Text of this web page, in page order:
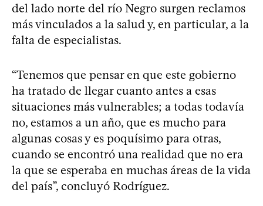
del lado norte del río Negro surgen reclamos
más vinculados a la salud y, en particular, a la
falta de especialistas.
“Tenemos que pensar en que este gobierno
ha tratado de llegar cuanto antes a esas
situaciones más vulnerables; a todas todavía
no, estamos a un año, que es mucho para
algunas cosas y es poquísimo para otras,
cuando se encontró una realidad que no era
la que se esperaba en muchas áreas de la vida
del país”, concluyó Rodríguez.